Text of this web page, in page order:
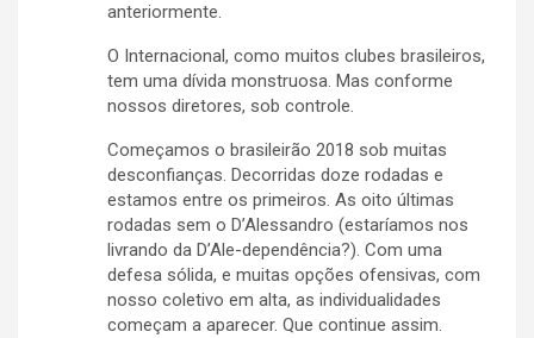
anteriormente.
O Internacional, como muitos clubes brasileiros,
tem uma dívida monstruosa. Mas conforme
nossos diretores, sob controle.
Começamos o brasileirão 2018 sob muitas
desconfianças. Decorridas doze rodadas e
estamos entre os primeiros. As oito últimas
rodadas sem o D’Alessandro (estaríamos nos
livrando da D’Ale-dependência?). Com uma
defesa sólida, e muitas opções ofensivas, com
nosso coletivo em alta, as individualidades
começam a aparecer. Que continue assim.